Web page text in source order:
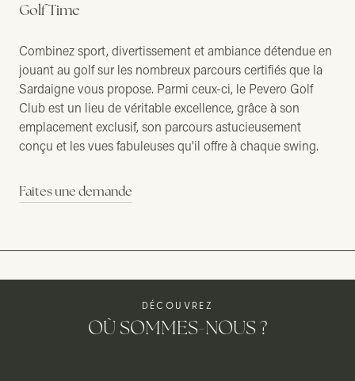
Golf Time
Combinez sport, divertissement et ambiance détendue en
jouant au golf sur les nombreux parcours certifiés que la
Sardaigne vous propose. Parmi ceux-ci, le Pevero Golf
Club est un lieu de véritable excellence, grâce à son
emplacement exclusif, son parcours astucieusement
conçu et les vues fabuleuses qu'il offre à chaque swing.
Faites une demande
DÉCOUVREZ
OÙ SOMMES-NOUS ?